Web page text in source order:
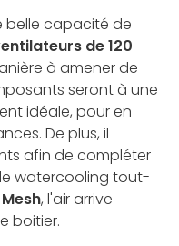
belle capacité de
de 120
à amener de
seront à une
idéale, pour en
De plus, il
afin de compléter
watercooling tout-
Mesh, l'air arrive
boitier.